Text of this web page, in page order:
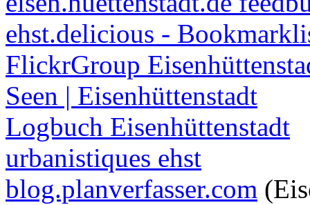
ehst.delicious -
FlickrGroup
Seen | Eisenhüttenstadt
Logbuch Eisenhüttenstadt
urbanistiques ehst
blog.planverfasser.com